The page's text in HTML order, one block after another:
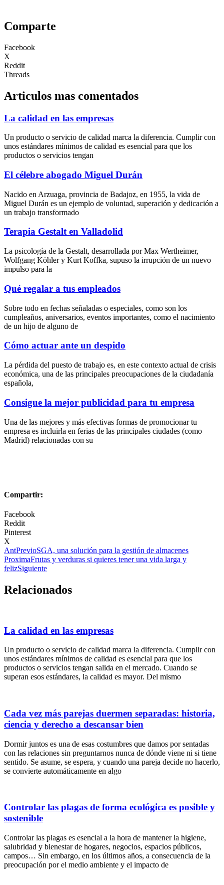
Comparte
Facebook
X
Reddit
Threads
Articulos mas comentados
La calidad en las empresas
Un producto o servicio de calidad marca la diferencia. Cumplir con
unos estándares mínimos de calidad es esencial para que los
productos o servicios tengan
El célebre abogado Miguel Durán
Nacido en Arzuaga, provincia de Badajoz, en 1955, la vida de
Miguel Durán es un ejemplo de voluntad, superación y dedicación a
un trabajo transformado
Terapia Gestalt en Valladolid
La psicología de la Gestalt, desarrollada por Max Wertheimer,
Wolfgang Köhler y Kurt Koffka, supuso la irrupción de un nuevo
impulso para la
Qué regalar a tus empleados
Sobre todo en fechas señaladas o especiales, como son los
cumpleaños, aniversarios, eventos importantes, como el nacimiento
de un hijo de alguno de
Cómo actuar ante un despido
La pérdida del puesto de trabajo es, en este contexto actual de crisis
económica, una de las principales preocupaciones de la ciudadanía
española,
Consigue la mejor publicidad para tu empresa
Una de las mejores y más efectivas formas de promocionar tu
empresa es incluirla en ferias de las principales ciudades (como
Madrid) relacionadas con su
Compartir:
Facebook
Reddit
Pinterest
X
AntPrevioSGA, una solución para la gestión de almacenes
ProximaFrutas y verduras si quieres tener una vida larga y
felizSiguiente
Relacionados
La calidad en las empresas
Un producto o servicio de calidad marca la diferencia. Cumplir con
unos estándares mínimos de calidad es esencial para que los
productos o servicios tengan salida en el mercado. Cuando se
superan esos estándares, la calidad es mayor. Del mismo
Cada vez más parejas duermen separadas: historia,
ciencia y derecho a descansar bien
Dormir juntos es una de esas costumbres que damos por sentadas
con las relaciones sin preguntarnos nunca de dónde viene ni si tiene
sentido. Se asume, se espera, y cuando una pareja decide no hacerlo,
se convierte automáticamente en algo
Controlar las plagas de forma ecológica es posible y
sostenible
Controlar las plagas es esencial a la hora de mantener la higiene,
salubridad y bienestar de hogares, negocios, espacios públicos,
campos… Sin embargo, en los últimos años, a consecuencia de la
preocupación por el medio ambiente y el impacto de